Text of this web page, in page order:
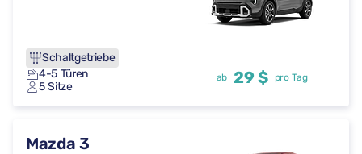
Schaltgetriebe
4-5 Türen
5 Sitze
ab 29 $ pro Tag
Mazda 3